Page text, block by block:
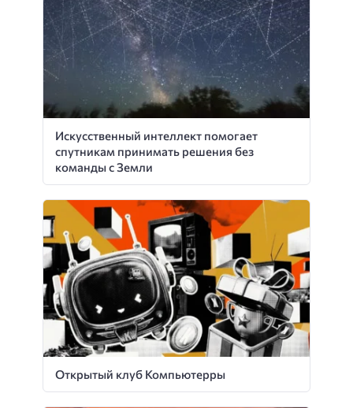
Искусственный интеллект помогает
спутникам принимать решения без
команды с Земли
Открытый клуб Компьютерры